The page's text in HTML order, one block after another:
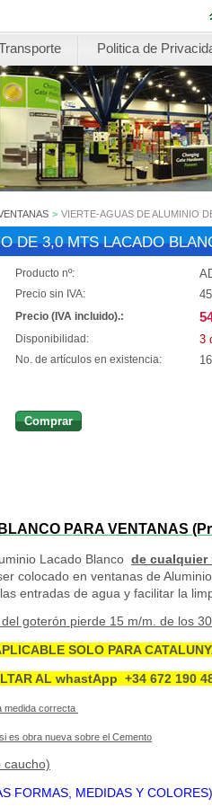
Politica de
> VIERTE-AGUAS DE ALUMINIO
DE 3,0 MTS LACADO
Producto nº:
Precio sin IVA:
Precio (IVA incluido).:
Disponibilidad: 3
No. de artículos en existencia: 16
Comprar
PARA VENTANAS
Lacado Blanco de cualquier
colocado en ventanas de
entradas de agua y facilitar la
goterón pierde 15 m/m. de los
SOLO PARA
AL whastApp +34 672 190
medida correcta
es obra nueva sobre el Cemento
caucho)
FORMAS, MEDIDAS Y COLORES)